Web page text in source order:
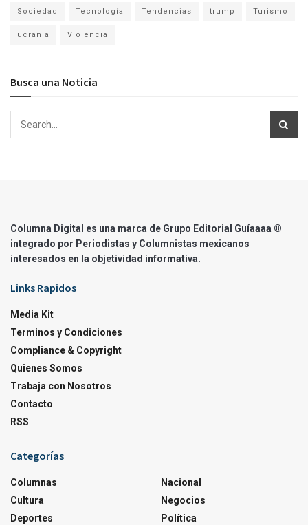
Sociedad Tecnología Tendencias trump Turismo
ucrania Violencia
Busca una Noticia
Columna Digital es una marca de Grupo Editorial Guíaaaa ®
integrado por Periodistas y Columnistas mexicanos
interesados en la objetividad informativa.
Links Rapidos
Media Kit
Terminos y Condiciones
Compliance & Copyright
Quienes Somos
Trabaja con Nosotros
Contacto
RSS
Categorías
Columnas
Cultura
Deportes
Nacional
Negocios
Política